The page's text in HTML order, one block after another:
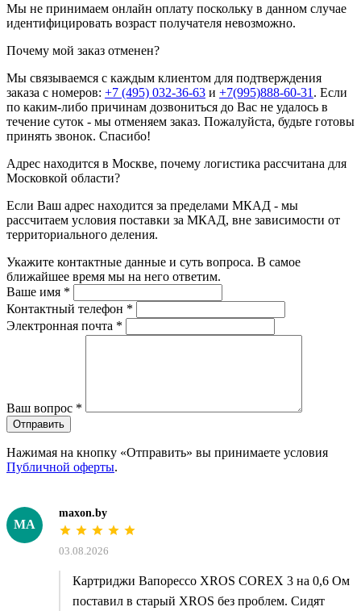
Мы не принимаем онлайн оплату поскольку в данном случае
идентифицировать возраст получателя невозможно.
Почему мой заказ отменен?
Мы связываемся с каждым клиентом для подтверждения
заказа с номеров: +7 (495) 032-36-63 и +7(995)888-60-31 . Если
по каким-либо причинам дозвониться до Вас не удалось в
течение суток - мы отменяем заказ. Пожалуйста, будьте готовы
принять звонок. Спасибо!
Адрес находится в Москве, почему логистика рассчитана для
Московкой области?
Если Ваш адрес находится за пределами МКАД - мы
рассчитаем условия поставки за МКАД, вне зависимости от
территориального деления.
Укажите контактные данные и суть вопроса. В самое
ближайшее время мы на него ответим.
Ваше имя *
Контактный телефон *
Электронная почта *
Ваш вопрос *
Отправить
Нажимая на кнопку «Отправить» вы принимаете условия
Публичной оферты.
MA
maxon.by
03.08.2026
Картриджи Вапорессо XROS COREX 3 на 0,6 Ом
поставил в старый XROS без проблем. Сидят